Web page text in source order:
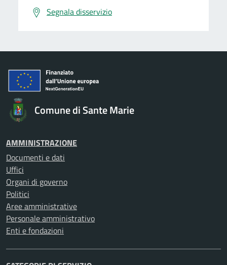
Segnala disservizio
Comune di Sante Marie
AMMINISTRAZIONE
Documenti e dati
Uffici
Organi di governo
Politici
Aree amministrative
Personale amministrativo
Enti e fondazioni